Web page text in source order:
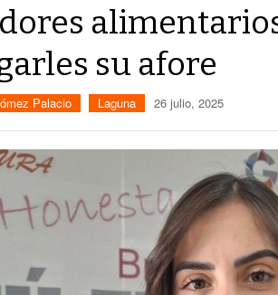
su afore
Palacio Laguna 26 julio, 2025